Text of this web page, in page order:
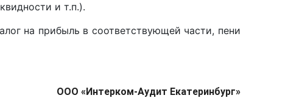
и т.п.).
на прибыль в соответствующей части, пени
ООО «Интерком-Аудит Екатеринбург»